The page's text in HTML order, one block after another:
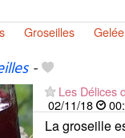
Groseilles Gelée
-
Les Délices
02/11/18
La groseille